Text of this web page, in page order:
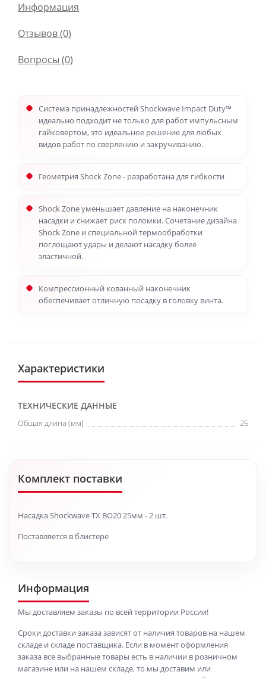
Информация
Отзывов (0)
Вопросы (0)
Система принадлежностей Shockwave Impact Duty™
идеально подходит не только для работ импульсным
гайковертом, это идеальное решение для любых
видов работ по сверлению и закручиванию.
Геометрия Shock Zone - разработана для гибкости
Shock Zone уменьшает давление на наконечник
насадки и снижает риск поломки. Сочетание дизайна
Shock Zone и специальной термообработки
поглощают удары и делают насадку более
эластичной.
Компрессионный кованный наконечник
обеспечивает отличную посадку в головку винта.
Характеристики
ТЕХНИЧЕСКИЕ ДАННЫЕ
Общая длина (мм) 25
Комплект поставки
Насадка Shockwave TX BO20 25мм - 2 шт.
Поставляется в блистере
Информация
Мы доставляем заказы по всей территории России!
Сроки доставки заказа зависят от наличия товаров на нашем
складе и складе поставщика. Если в момент оформления
заказа все выбранные товары есть в наличии в розничном
магазине или на нашем складе, то мы доставим или